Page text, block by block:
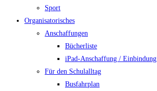
Sport
Organisatorisches
Anschaffungen
Bücherliste
iPad-Anschaffung / Einbindung
Für den Schulalltag
Busfahrplan